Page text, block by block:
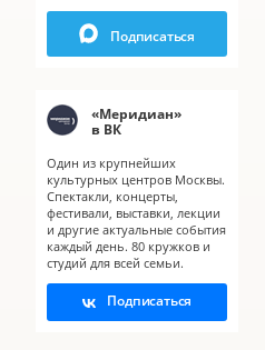
Подписаться
«Меридиан»
в ВК
Один из крупнейших
культурных центров Москвы.
Спектакли, концерты,
фестивали, выставки, лекции
и другие актуальные события
каждый день. 80 кружков и
студий для всей семьи.
Подписаться